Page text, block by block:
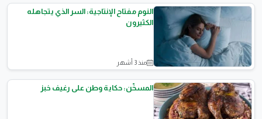
الصحه العامة
النوم مفتاح الإنتاجية: السر الذي يتجاهله
الكثيرون
منذ 3 أشهر
المسخّن: حكاية وطن على رغيف خبز